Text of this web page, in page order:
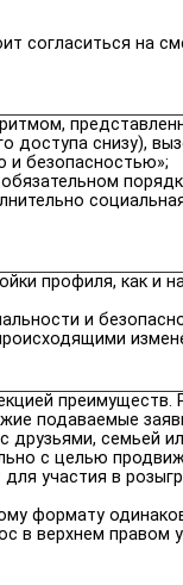
согласиться на
доступа снизу),
и безопасностью»;
профиля, как и
и
подаваемые
семьей
с целью
участия в
формату
в верхнем правом